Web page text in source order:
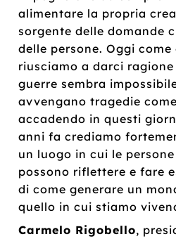
alimentare la propria
sorgente delle domande
delle persone. Oggi
riusciamo a darci
guerre sembra
avvengano tragedie
accadendo in questi
anni fa crediamo
un luogo in cui le
possono riflettere e fare
di come generare un
quello in cui stiamo
Carmelo Rigobello,